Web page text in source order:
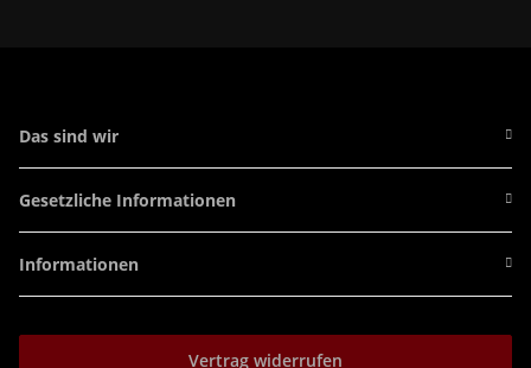
Das sind wir
Gesetzliche Informationen
Informationen
Vertrag widerrufen